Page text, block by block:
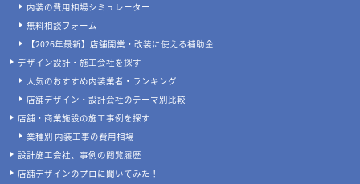
内装の費用相場シミュレーター
無料相談フォーム
【2026年最新】店舗開業・改装に使える補助金
デザイン設計・施工会社を探す
人気のおすすめ内装業者・ランキング
店舗デザイン・設計会社のテーマ別比較
店舗・商業施設の施工事例を探す
業種別 内装工事の費用相場
設計施工会社、事例の閲覧履歴
店舗デザインのプロに聞いてみた！